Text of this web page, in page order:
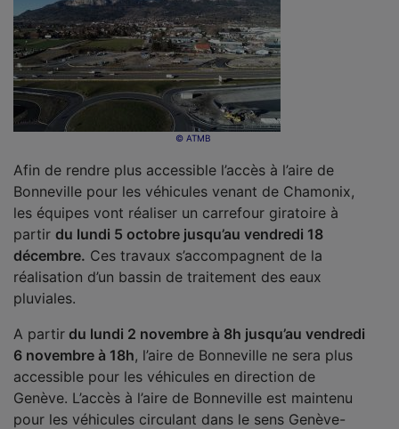
© ATMB
Afin de rendre plus accessible l’accès à l’aire de
Bonneville pour les véhicules venant de Chamonix,
les équipes vont réaliser un carrefour giratoire à
partir du lundi 5 octobre jusqu’au vendredi 18
décembre. Ces travaux s’accompagnent de la
réalisation d’un bassin de traitement des eaux
pluviales.
A partir du lundi 2 novembre à 8h jusqu’au vendredi
6 novembre à 18h, l’aire de Bonneville ne sera plus
accessible pour les véhicules en direction de
Genève. L’accès à l’aire de Bonneville est maintenu
pour les véhicules circulant dans le sens Genève-